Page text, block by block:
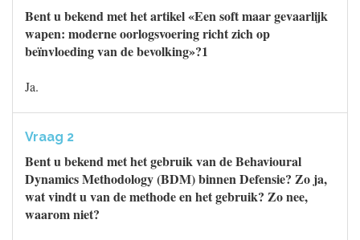
Bent u bekend met het artikel «Een soft maar gevaarlijk
wapen: moderne oorlogsvoering richt zich op
beïnvloeding van de bevolking»?1
Ja.
Vraag 2
Bent u bekend met het gebruik van de Behavioural
Dynamics Methodology (BDM) binnen Defensie? Zo ja,
wat vindt u van de methode en het gebruik? Zo nee,
waarom niet?